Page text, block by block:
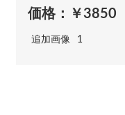
価格：￥3850
追加画像 1